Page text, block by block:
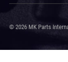
© 2026 MK Parts